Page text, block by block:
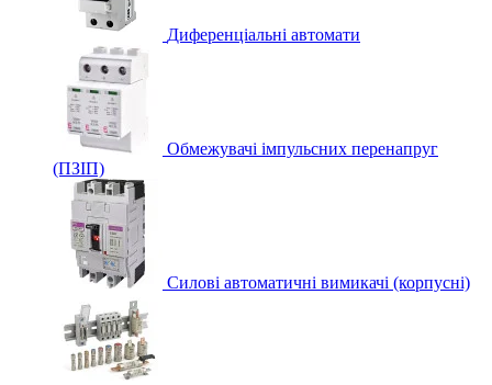
Диференціальні автомати
Обмежувачі імпульсних перенапруг
(ПЗІП)
Силові автоматичні вимикачі (корпусні)